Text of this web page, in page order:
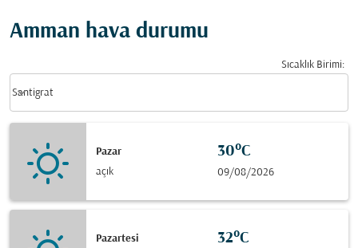
Amman hava durumu
Sıcaklık Birimi:
Santigrat
keyboard_arrow_down
Pazar
açık
30°C
09/08/2026
Pazartesi
32°C